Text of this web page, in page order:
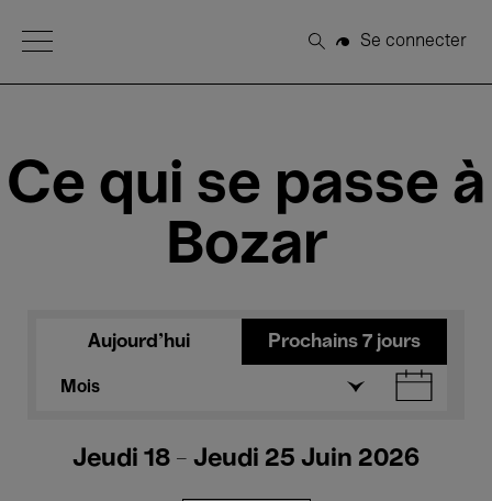
Open Menu
Rechercher
Se connecter
Ce qui se passe à
Bozar
Aujourd'hui Prochains 7 jours
Mois
Jeudi 18 - Jeudi 25 Juin 2026